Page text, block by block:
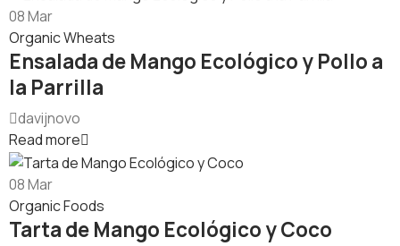
08Mar
Organic Wheats
Ensalada de Mango Ecológico y Pollo a
la Parrilla
davijnovo
Read more
08Mar
Organic Foods
Tarta de Mango Ecológico y Coco